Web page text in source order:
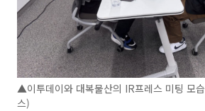
▲이투데이와 대복물산의 IR프레스 미팅 모
스)